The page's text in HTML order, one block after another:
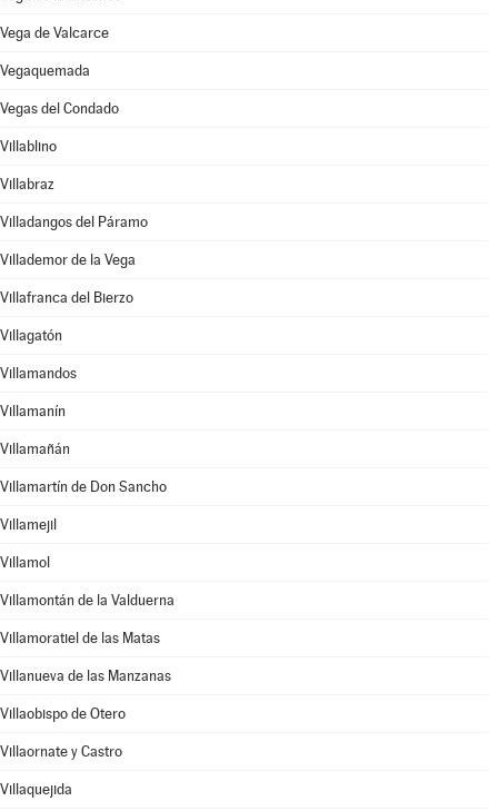
Vega de Valcarce
Vegaquemada
Vegas del Condado
Villablino
Villabraz
Villadangos del Páramo
Villademor de la Vega
Villafranca del Bierzo
Villagatón
Villamandos
Villamanín
Villamañán
Villamartín de Don Sancho
Villamejil
Villamol
Villamontán de la Valduerna
Villamoratiel de las Matas
Villanueva de las Manzanas
Villaobispo de Otero
Villaornate y Castro
Villaquejida